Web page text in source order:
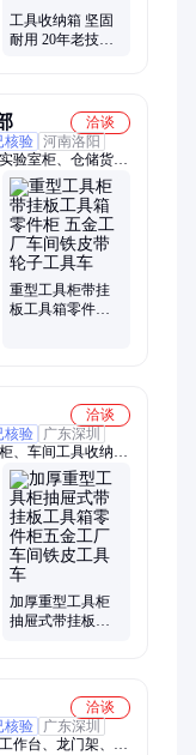
工具收纳箱 坚固
耐用 20年老技术
洽谈
核验 河南洛阳
验室柜、仓储货
推车、消防柜、不
物资柜、保密柜、
重型工具柜带挂
板工具箱零件柜
洽谈
核验
广东深圳
、车间工具收纳
柜、文件柜、货
加厚重型工具柜
抽屉式带挂板工
洽谈
核验
广东深圳
作台、龙门架、文